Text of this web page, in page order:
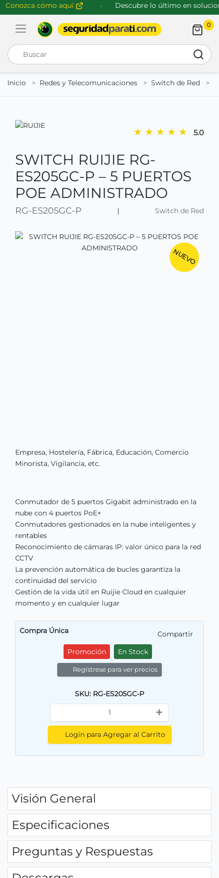
cómo aquí Descubre lo último en
Abrir menú de navegación
0
Inicio
Redes y Telecomunicaciones Switch de Red
★ ★ ★ ★ ★ 5.0
SWITCH RUIJIE RG-
ES205GC-P – 5 PUERTOS
POE ADMINISTRADO
RG-ES205GC-P | Switch de Red
NUEVO
Empresa, Hostelería, Fábrica, Educación, Comercio
Minorista, Vigilancia, etc.
Conmutador de 5 puertos Gigabit administrado en la
nube con 4 puertos PoE+
Conmutadores gestionados en la nube inteligentes y
rentables
Reconocimiento de cámaras IP: valor único para la red
CCTV
La prevención automática de bucles garantiza la
continuidad del servicio
Gestión de la vida útil en Ruijie Cloud en cualquier
momento y en cualquier lugar
Compra Única
Compartir
Promoción
En Stock
Regístrese para ver precios
SKU: RG-ES205GC-P
+
Login para Agregar al Carrito
Visión General
Especificaciones
Preguntas y Respuestas